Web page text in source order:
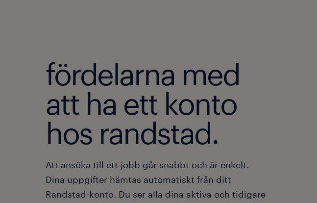
fördelarna med
att ha ett konto
hos randstad.
Att ansöka till ett jobb går snabbt och är enkelt.
Dina uppgifter hämtas automatiskt från ditt
Randstad-konto. Du ser alla dina aktiva och tidigare